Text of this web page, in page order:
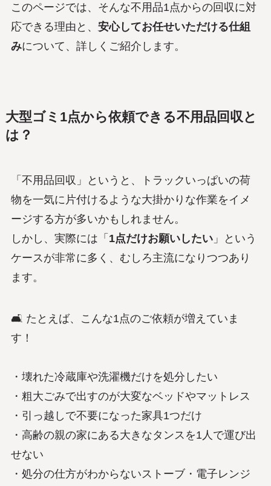
このページでは、そんな不用品1点からの回収に対
応できる理由と、 安心してお任せいただける仕組
みについて、詳しくご紹介します。
大型ゴミ1点から依頼できる不用品回収と
は？
「不用品回収」というと、トラックいっぱいの荷
物を一気に片付けるような大掛かりな作業をイメ
ージする方が多いかもしれません。
しかし、実際には「 1点だけお願いしたい」という
ケースが非常に多く、むしろ主流になりつつあり
ます。
🛋 たとえば、こんな1点のご依頼が増えていま
す！
・壊れた冷蔵庫や洗濯機だけを処分したい
・粗大ごみで出すのが大変なベッドやマットレス
・引っ越しで不要になった家具1つだけ
・高齢の親の家にある大きなタンスを1人で運び出
せない
・処分の仕方がわからないストーブ・電子レンジ